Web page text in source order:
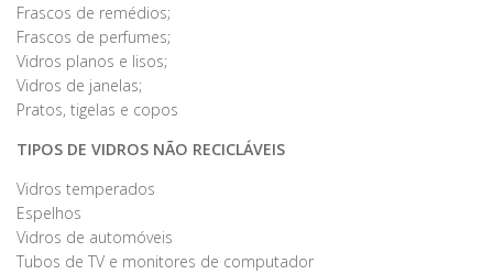
Frascos de remédios;
Frascos de perfumes;
Vidros planos e lisos;
Vidros de janelas;
Pratos, tigelas e copos
TIPOS DE VIDROS NÃO RECICLÁVEIS
Vidros temperados
Espelhos
Vidros de automóveis
Tubos de TV e monitores de computador